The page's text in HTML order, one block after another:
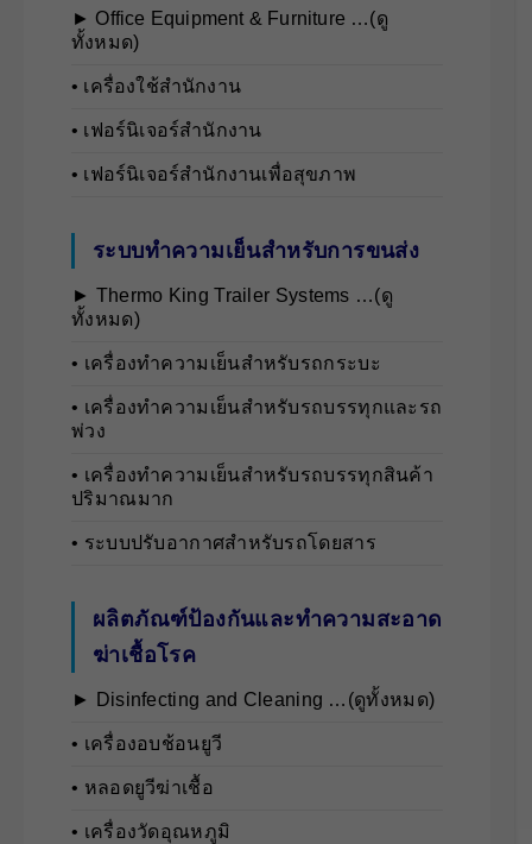
► Office Equipment & Furniture …(ดู
ทั้งหมด)
• เครื่องใช้สำนักงาน
• เฟอร์นิเจอร์สำนักงาน
• เฟอร์นิเจอร์สำนักงานเพื่อสุขภาพ
ระบบทำความเย็นสำหรับการขนส่ง
► Thermo King Trailer Systems …(ดู
ทั้งหมด)
• เครื่องทำความเย็นสำหรับรถกระบะ
• เครื่องทำความเย็นสำหรับรถบรรทุกและรถ
พ่วง
• เครื่องทำความเย็นสำหรับรถบรรทุกสินค้า
ปริมาณมาก
• ระบบปรับอากาศสำหรับรถโดยสาร
ผลิตภัณฑ์ป้องกันและทำความสะอาด
ฆ่าเชื้อโรค
► Disinfecting and Cleaning …(ดูทั้งหมด)
• เครื่องอบช้อนยูวี
• หลอดยูวีฆ่าเชื้อ
• เครื่องวัดอุณหภูมิ